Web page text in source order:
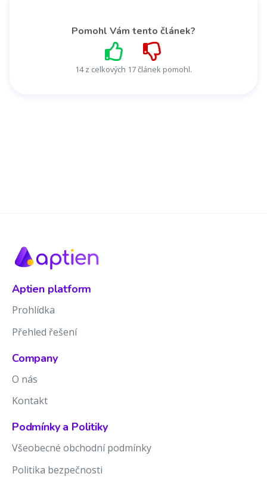
Pomohl Vám tento článek?
14 z celkových 17 článek pomohl.
Aptien platform
Prohlídka
Přehled řešení
Company
O nás
Kontakt
Podmínky a Politiky
Všeobecné obchodní podmínky
Politika bezpečnosti